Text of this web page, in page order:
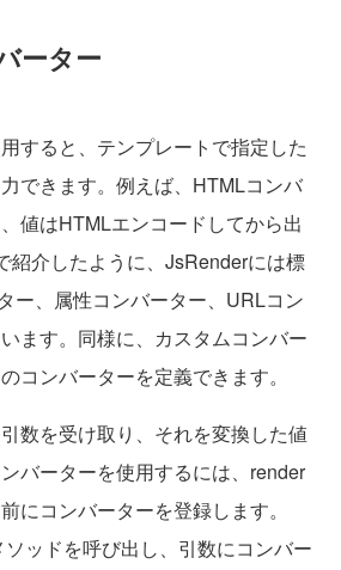
ーター
すると、テンプレートで指定した
できます。例えば、HTMLコンバ
値はHTMLエンコードしてから出
紹介したように、JsRenderには標
ー、属性コンバーター、URLコン
ます。同様に、カスタムコンバー
コンバーターを定義できます。
数を受け取り、それを変換した値
バーターを使用するには、render
にコンバーターを登録します。
ッドを呼び出し、引数にコンバー